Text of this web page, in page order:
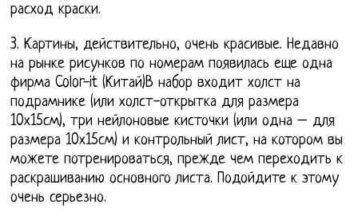
расход краски.
3. Картины, действительно, очень красивые. Недавно
на рынке рисунков по номерам появилась еще одна
фирма Color-it (Китай)В набор входит холст на
подрамнике (или холст-открытка для размера
10х15см), три нейлоновые кисточки (или одна – для
размера 10х15см) и контрольный лист, на котором вы
можете потренироваться, прежде чем переходить к
раскрашиванию основного листа. Подойдите к этому
очень серьезно.